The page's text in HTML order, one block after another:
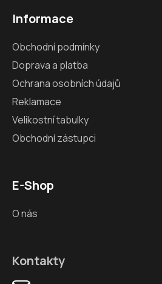
Informace
Obchodní podmínky
Doprava a platba
Ochrana osobních údajů
Reklamace
Velikostní tabulky
Obchodní zástupci
E-Shop
O nás
Kontakty